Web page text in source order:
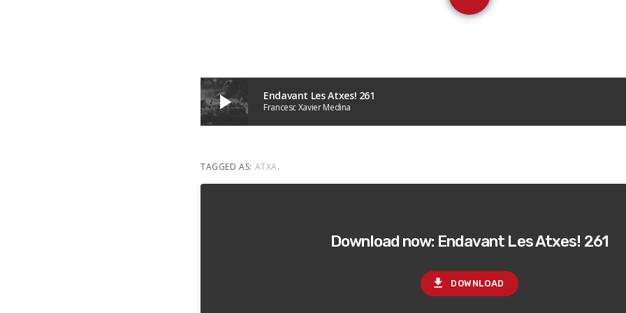
play_arrow Endavant Les Atxes! 261
Francesc Xavier Medina
TAGGED AS: ATXA.
Download now: Endavant Les Atxes! 261
file_download DOWNLOAD